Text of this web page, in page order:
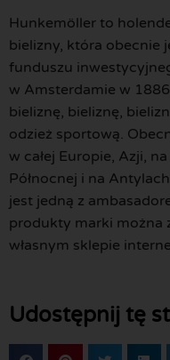
Hunkemöller to
bielizny, która obecnie
funduszu
w Amsterdamie w
bieliznę, bieliznę,
odzież sportową.
w całej Europie, Azji,
Północnej i na
jest jedną z
produkty marki można
własnym sklepie
Udostępnij tę